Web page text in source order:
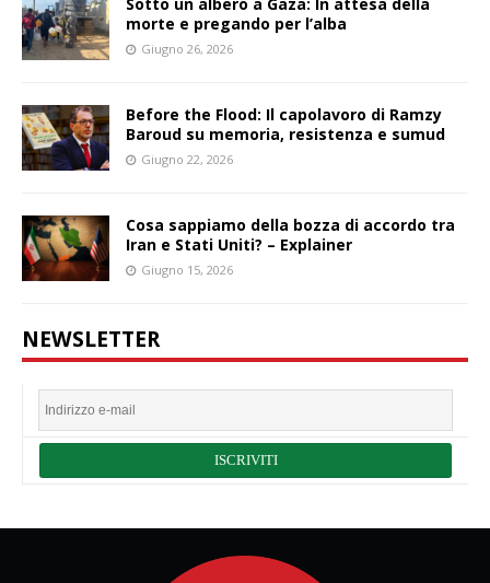
Sotto un albero a Gaza: In attesa della
morte e pregando per l’alba
Giugno 26, 2026
Before the Flood: Il capolavoro di Ramzy
Baroud su memoria, resistenza e sumud
Giugno 22, 2026
Cosa sappiamo della bozza di accordo tra
Iran e Stati Uniti? – Explainer
Giugno 15, 2026
NEWSLETTER